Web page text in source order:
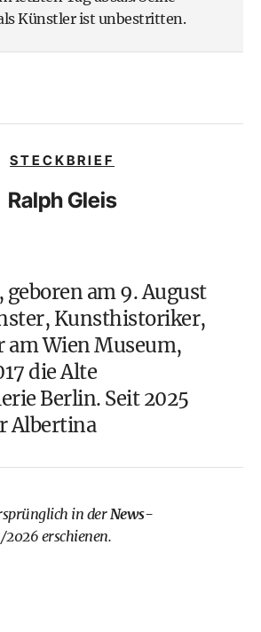
Künstler ist unbestritten.
STECKBRIEF
Ralph Gleis
geboren am 9. August
Kunsthistoriker,
am Wien Museum,
die Alte
Berlin. Seit 2025
Albertina
in derNews-
2026 erschienen.